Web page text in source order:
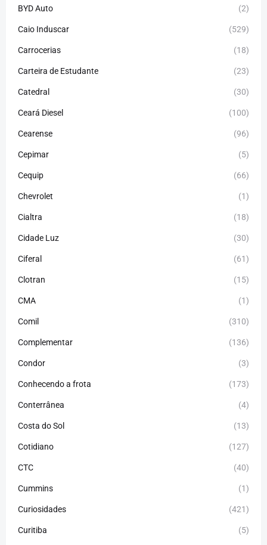
BYD Auto (2)
Caio Induscar (529)
Carrocerias (18)
Carteira de Estudante (23)
Catedral (30)
Ceará Diesel (100)
Cearense (96)
Cepimar (5)
Cequip (66)
Chevrolet (1)
Cialtra (18)
Cidade Luz (30)
Ciferal (61)
Clotran (15)
CMA (1)
Comil (310)
Complementar (136)
Condor (3)
Conhecendo a frota (173)
Conterrânea (4)
Costa do Sol (13)
Cotidiano (127)
CTC (40)
Cummins (1)
Curiosidades (421)
Curitiba (5)